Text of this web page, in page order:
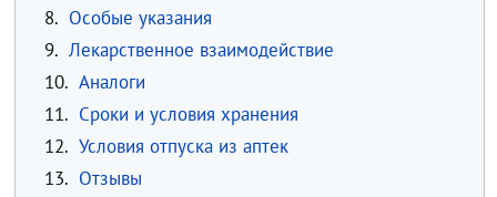
8. Особые указания
9. Лекарственное взаимодействие
10. Аналоги
11. Сроки и условия хранения
12. Условия отпуска из аптек
13. Отзывы